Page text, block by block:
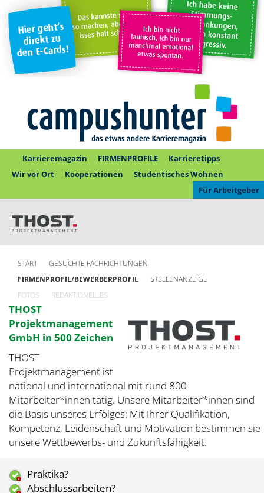
Karrieremagazin FIRMENPROFILE
Karrieretipps
Wir vor Ort
Kooperationen
Studentisches Wohnen
Für Arbeitgeber
START
GESUCHTE FACHRICHTUNGEN
FIRMENPROFIL/BEWERBERPROFIL
STELLENANZEIGE
FOTOS
REDAKTIONELLES
THOST
Projektmanagement
GmbH in 500 Zeichen
THOST
Projektmanagement ist
national und international mit rund 800
Mitarbeiter*innen tätig. Unsere Mitarbeiter*innen sind
die Basis unseres Erfolges: Mit Ihrer Qualifikation,
Kompetenz, Leidenschaft und Motivation bestimmen sie
unsere Wettbewerbs- und Zukunftsfähigkeit.
Praktika?
Abschlussarbeiten?